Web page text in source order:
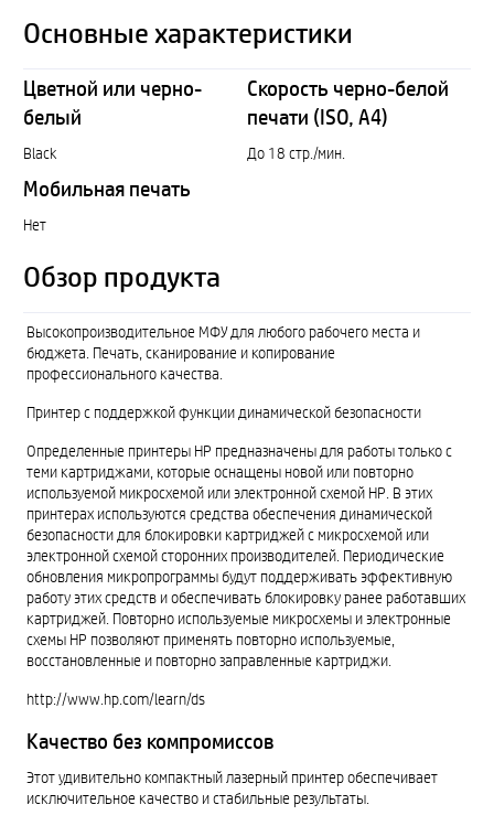
Основные характеристики
Цветной или черно-
белый
Black
Скорость черно-белой
печати (ISO, A4)
До 18 стр./мин.
Мобильная печать
Нет
Обзор продукта
Высокопроизводительное МФУ для любого рабочего места и
бюджета. Печать, сканирование и копирование
профессионального качества.
Принтер с поддержкой функции динамической безопасности
Определенные принтеры HP предназначены для работы только с
теми картриджами, которые оснащены новой или повторно
используемой микросхемой или электронной схемой HP. В этих
принтерах используются средства обеспечения динамической
безопасности для блокировки картриджей с микросхемой или
электронной схемой сторонних производителей. Периодические
обновления микропрограммы будут поддерживать эффективную
работу этих средств и обеспечивать блокировку ранее работавших
картриджей. Повторно используемые микросхемы и электронные
схемы HP позволяют применять повторно используемые,
восстановленные и повторно заправленные картриджи.
http://www.hp.com/learn/ds
Качество без компромиссов
Этот удивительно компактный лазерный принтер обеспечивает
исключительное качество и стабильные результаты.